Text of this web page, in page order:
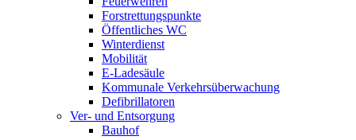
Forstrettungspunkte
Öffentliches WC
Winterdienst
Mobilität
E-Ladesäule
Kommunale Verkehrsüberwachung
Defibrillatoren
Ver- und Entsorgung
Bauhof